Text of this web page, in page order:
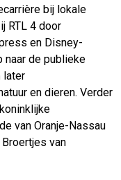
bij lokale
RTL 4 door
en Disney-
naar de publieke
later
en dieren. Verder
van Oranje-Nassau
van